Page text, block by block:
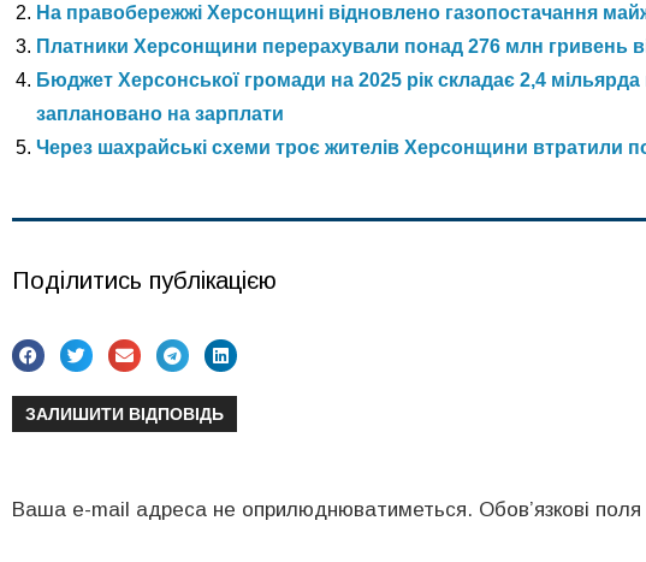
На правобережжі Херсонщині відновлено газопостачання
Платники Херсонщини перерахували понад 276 млн гривень
Бюджет Херсонської громади на 2025 рік складає 2,4 мільярда
заплановано на зарплати
Через шахрайські схеми троє жителів Херсонщини втратили
Поділитись публікацією
ЗАЛИШИТИ ВІДПОВІДЬ
Ваша e-mail адреса не оприлюднюватиметься. Обов’язкові